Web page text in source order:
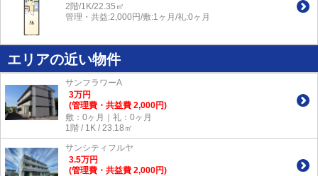
2階/1K/22.35㎡
管理・共益:2,000円/敷:1ヶ月/礼:0ヶ月
エリアの近い物件
サンフラワーA
3万円
(管理費・共益費 2,000円)
敷：0ヶ月｜礼：0ヶ月
1階 / 1K / 23.18㎡
サンシティフルヤ
3.5万円
(管理費・共益費 2,000円)